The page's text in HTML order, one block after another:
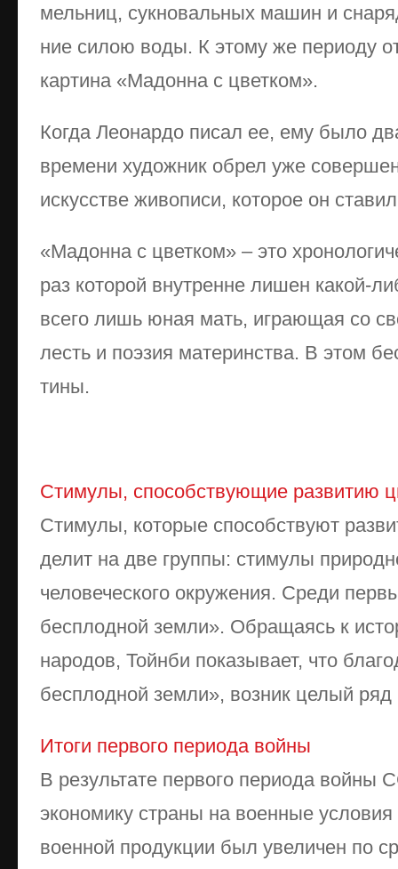
мель­ниц, сук­но­валь­ных ма­шин и
ние си­лою во­ды. К это­му же пе­рио­ду
кар­ти­на «Ма­дон­на с цвет­ком».
Ко­гда Ле­о­нар­до пи­сал ее, ему бы­ло
вре­ме­ни ху­дож­ник об­рел уже
ис­кус­ст­ве жи­во­пи­си, ко­то­рое он
«Ма­дон­на с цвет­ком» – это
раз ко­то­рой внут­рен­не ли­шен ка­кой-
все­го лишь юная мать, иг­раю­щая со
лесть и по­эзия ма­те­рин­ст­ва. В этом
ти­ны.
Стимулы, способствующие развитию
Стимулы, которые способствуют
делит на две группы: стимулы
человеческого окружения. Среди
бесплодной земли». Обращаясь к
народов, Тойнби показывает, что
бесплодной земли», возник целый
Итоги первого периода войны
В результате первого периода войны
экономику страны на военные условия
военной продукции был увеличен по